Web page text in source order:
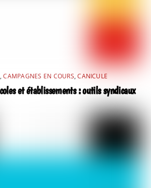
,CAMPAGNES EN COURS,CANICULE
et établissements : outils syndicaux